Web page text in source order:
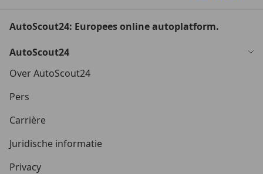
AutoScout24: Europees online autoplatform.
AutoScout24
Over AutoScout24
Pers
Carrière
Juridische informatie
Privacy